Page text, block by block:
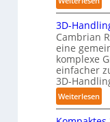
o
b
o
t
n
d
i
g
e
P
o
l
y
A
u
t
o
m
a
t
i
s
3D-
Cambrian
eine
komplexe
einfacher
3D-
Weiterlesen:
3